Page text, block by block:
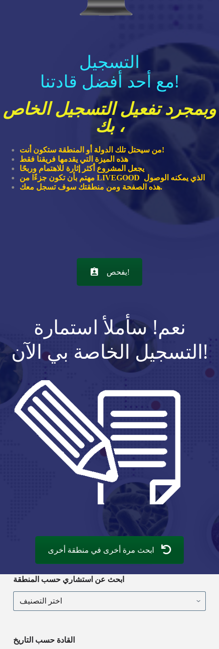
التسجيل
مع أحد أفضل قادتنا!
وبمجرد تفعيل التسجيل الخاص
بك ،
من سيحتل تلك الدولة أو المنطقة ستكون أنت!
هذه الميزة التي يقدمها فريقنا فقط
يجعل المشروع أكثر إثارة للاهتمام وربحًا
مهتم بأن تكون جزءًا من LIVEGOOD الذي يمكنه الوصول
هذه الصفحة ومن منطقتك سوف تسجل معك.
يفحص!
نعم! سأملأ استمارة
التسجيل الخاصة بي الآن!
سجل الان!!
ابحث مرة أخرى في منطقة أخرى
ابحث عن استشاري حسب المنطقة
ابحث
عن
استشاري
القادة حسب التاريخ